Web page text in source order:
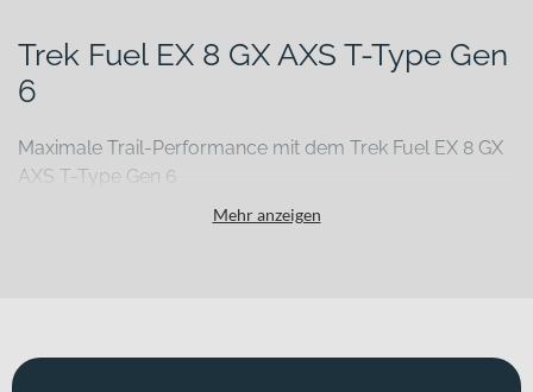
Trek Fuel EX 8 GX AXS T-Type Gen
6
Maximale Trail-Performance mit dem Trek Fuel EX 8 GX
AXS T-Type Gen 6
Technische Trails fordern Dich heraus – lose Anlieger, steinige
anspruchsvolle All-Mountain-Einsätze.
Mehr anzeigen